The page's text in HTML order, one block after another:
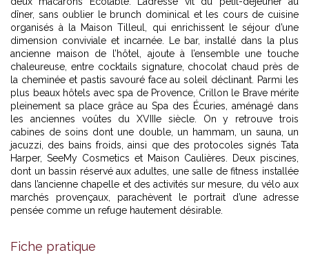
dîner, sans oublier le brunch dominical et les cours de cuisine
organisés à la Maison Tilleul, qui enrichissent le séjour d’une
dimension conviviale et incarnée. Le bar, installé dans la plus
ancienne maison de l’hôtel, ajoute à l’ensemble une touche
chaleureuse, entre cocktails signature, chocolat chaud près de
la cheminée et pastis savouré face au soleil déclinant. Parmi les
plus beaux hôtels avec spa de Provence, Crillon le Brave mérite
pleinement sa place grâce au Spa des Écuries, aménagé dans
les anciennes voûtes du XVIIIe siècle. On y retrouve trois
cabines de soins dont une double, un hammam, un sauna, un
jacuzzi, des bains froids, ainsi que des protocoles signés Tata
Harper, SeeMy Cosmetics et Maison Caulières. Deux piscines,
dont un bassin réservé aux adultes, une salle de fitness installée
dans l’ancienne chapelle et des activités sur mesure, du vélo aux
marchés provençaux, parachèvent le portrait d’une adresse
pensée comme un refuge hautement désirable.
Fiche pratique